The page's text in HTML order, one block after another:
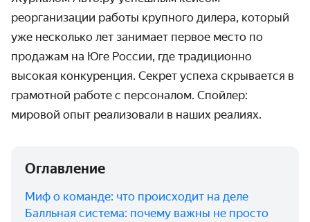
реорганизации работы крупного дилера, который
уже несколько лет занимает первое место по
продажам на Юге России, где традиционно
высокая конкуренция. Секрет успеха скрывается в
грамотной работе с персоналом. Спойлер:
мировой опыт реализовали в наших реалиях.
Оглавление
Миф о команде: что происходит на деле
Балльная система: почему важны не просто